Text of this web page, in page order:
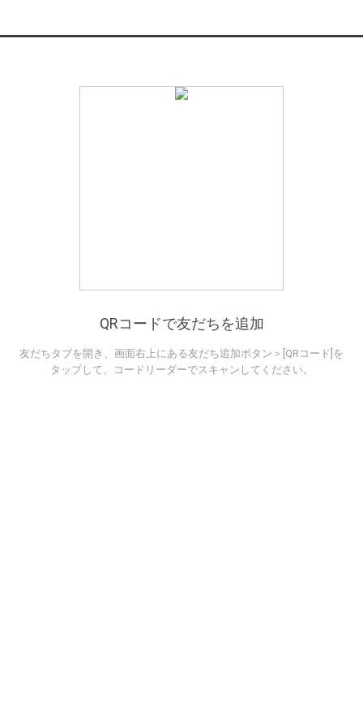
QRコードで友だちを追加
友だちタブを開き、画面右上にある友だち追加ボタン＞[QRコード]を
タップして、コードリーダーでスキャンしてください。